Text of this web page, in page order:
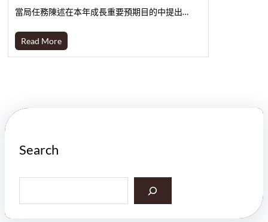
當局任務陳述在本年成長重要預期目的中提出…
Read More
Search
a